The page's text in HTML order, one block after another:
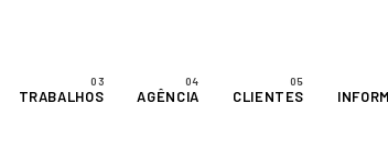
TRABALHOS AGÊNCIA CLIENTES